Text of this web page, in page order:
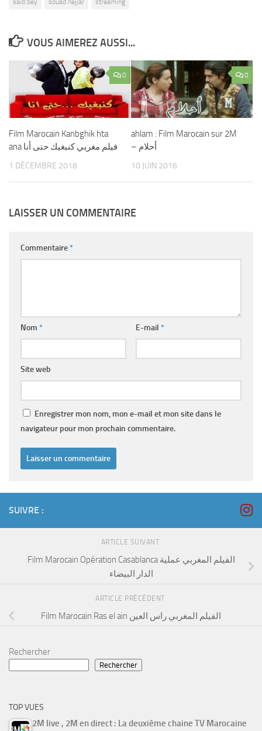
said bey
souad nejjar streaming
VOUS AIMEREZ AUSSI...
0
Film Marocain Kanbghik hta
ana فيلم مغربي كنبغيك حتى أنا
1 DÉCEMBRE 2018
0
ahlam : Film Marocain sur 2M
– أحلام
10 JUIN 2016
LAISSER UN COMMENTAIRE
Commentaire*
Nom * E-mail *
Site web
Enregistrer mon nom, mon e-mail et mon site dans le
navigateur pour mon prochain commentaire.
SUIVRE :
ARTICLE SUIVANT
Film Marocain Opération Casablanca الفيلم المغربي عملية
الدار البيضاء
ARTICLE PRÉCÉDENT
Film Marocain Ras el ain الفيلم المغربي راس العين
Rechercher
Rechercher
TOP VUES
2M live , 2M en direct : La deuxième chaine TV Marocaine